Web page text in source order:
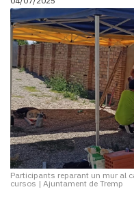
Participants reparant un mur al
cursos | Ajuntament de Tremp